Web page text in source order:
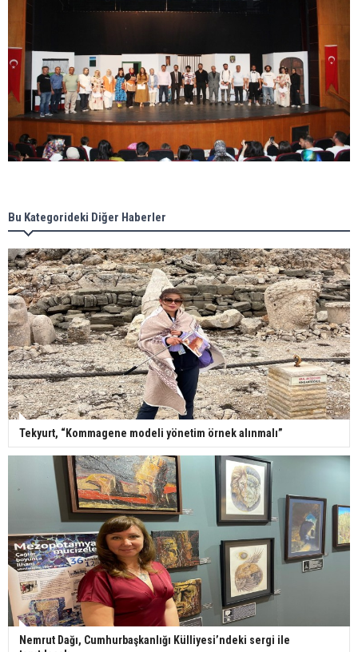
Bu Kategorideki Diğer Haberler
Tekyurt, “Kommagene modeli yönetim örnek alınmalı”
Nemrut Dağı, Cumhurbaşkanlığı Külliyesi’ndeki sergi ile